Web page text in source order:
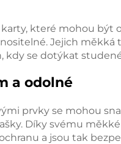
které mohou být
Jejich
kdy se dotýkat
a odolné
prvky se mohou
Díky svému
a jsou tak